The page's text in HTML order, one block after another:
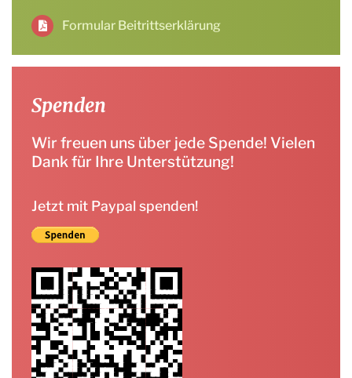
Formular Beitrittserklärung
Spenden
Wir freuen uns über jede Spende! Vielen
Dank für Ihre Unterstützung!
Jetzt mit Paypal spenden!